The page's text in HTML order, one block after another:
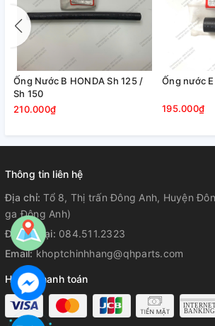
Ống Nước B HONDA Sh 125 /
Sh 150
210.000₫
Ống nước
195.000₫
Thông tin liên hệ
Địa chỉ:Tổ 8, Thị trấn Đông Anh, Huyện
ga Đông Anh)
Điện thoại: 084.511.2323
Email:khoptchinhhang@qhparts.com
Hỗ trợ thanh toán